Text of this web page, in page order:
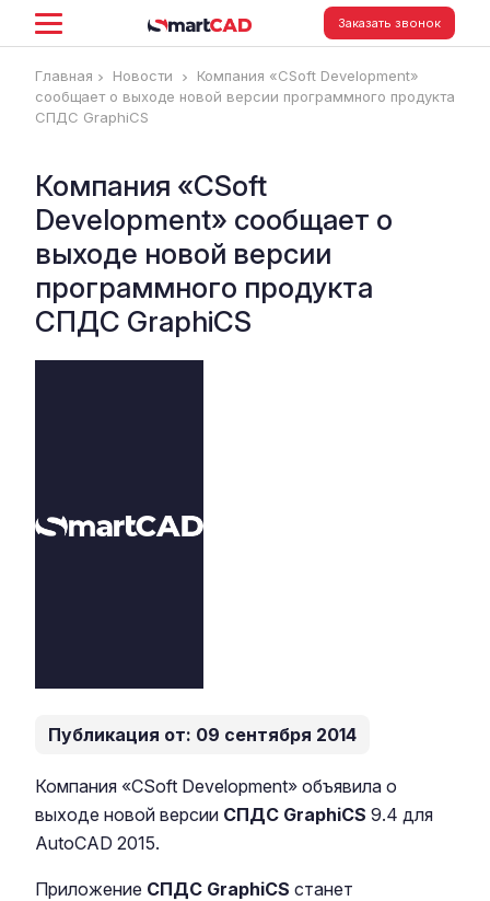
Заказать звонок
Главная Новости
Компания «CSoft Development»
сообщает о выходе новой версии программного продукта
СПДС GraphiCS
Компания «CSoft
Development» сообщает о
выходе новой версии
программного продукта
СПДС GraphiCS
Публикация от: 09 сентября 2014
Компания «CSoft Development» объявила о
выходе новой версии СПДС GraphiCS 9.4 для
AutoCAD 2015.
Приложение СПДС GraphiCS станет